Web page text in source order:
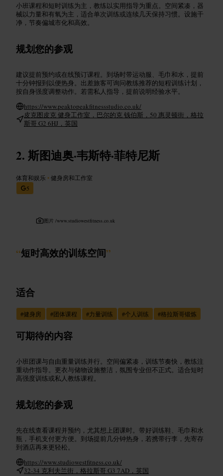
小班课程和短时训练为主，教练以实用指导为重点。空间紧凑，器
械以力量和有氧为主，适合单次训练或连续几天保持习惯。设施干
净，节奏偏城市化和高效。
规划您的参观
建议提前预约或在线预订课程。到场时带运动服、毛巾和水，提前
十分钟报到以便热身。出差旅客可询问教练推荐的短程训练计划，
按自身强度调整动作。若需私人指导，提前说明经验水平。
https://www.peaktopeakfitnessstudio.co.uk/
皮克图皮克 健身工作室，巴尔的克 钱伯斯，50 惠灵顿街，格拉
斯哥 G2 6HJ，英国
斯图迪奥·韦斯特·菲特尼斯
体育和娱乐 •健身房和工作室
5
图片 /www.studiowestfitness.co.uk
“短时高效的训练空间”
适合
#健身房 #团体课程 #力量训练 #个人训练 #格拉斯哥锻炼
可期待的内容
小班团课与自由重量训练并行。空间偏紧凑，训练节奏快，教练注
重动作指导。更衣与储物设施整洁，氛围专业但不正式。适合短时
高强度训练或私人教练课程。
规划您的参观
先在线查看课程并预约，尤其想上团课时。带好训练鞋、毛巾和水
瓶，手机支付更方便。到场提前几分钟热身，若携带行李，先寄存
到酒店再来更轻松。
https://www.studiowestfitness.co.uk/
32-34 克利夫兰街，格拉斯哥 G3 7AD，英国